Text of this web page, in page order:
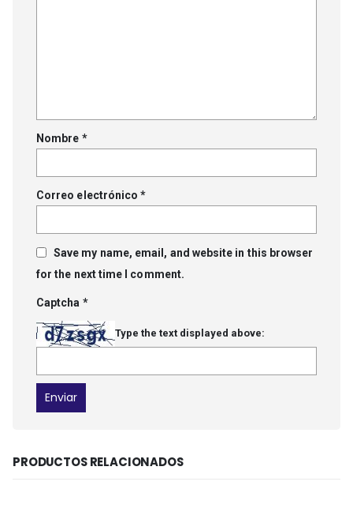
Nombre *
Correo electrónico*
Save my name, email, and website in this browser
for the next time I comment.
Captcha *
Type the text displayed above:
PRODUCTOS RELACIONADOS